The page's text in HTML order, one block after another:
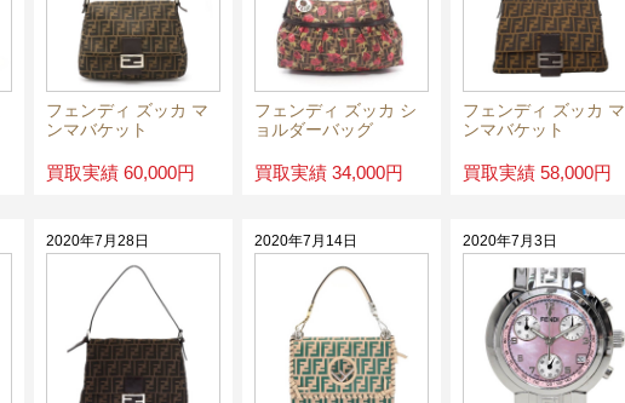
フェンディ ズッカ マ
ンマバケット
買取実績 60,000円
フェンディ ズッカ シ
ョルダーバッグ
買取実績 34,000円
フェンディ ズッカ マ
ンマバケット
買取実績 58,000円
2020年7月28日 2020年7月14日 2020年7月3日